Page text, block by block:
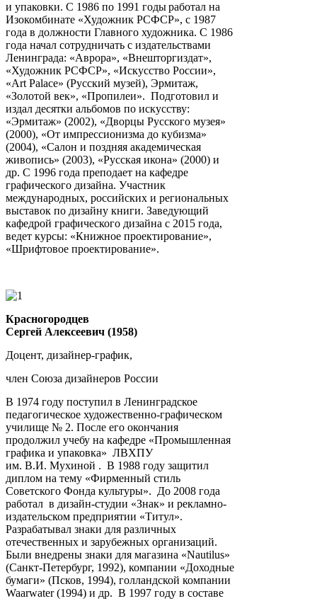
и упаковки. С 1986 по 1991 годыработал на
Изокомбинате «Художник РСФСР», с 1987
года в должности Главного художника. С 1986
года начал сотрудничать с издательствами
Ленинграда: «Аврора», «Внешторгиздат»,
«Художник РСФСР», «Искусство России»,
«Art Palace» (Русский музей), Эрмитаж,
«Золотой век», «Пропилеи». Подготовил и
издал десятки альбомов по искусству:
«Эрмитаж» (2002), «Дворцы Русского музея»
(2000), «От импрессионизма до кубизма»
(2004), «Салон и поздняя академическая
живопись» (2003), «Русская икона» (2000) и
др. С 1996 года преподает на кафедре
графического дизайна. Участник
международных, российских и региональных
выставок по дизайну книги. Заведующий
кафедрой графического дизайна с 2015 года,
ведет курсы: «Книжное проектирование»,
«Шрифтовое проектирование».
Красногородцев
Сергей Алексеевич (1958)
Доцент, дизайнер-график,
член Союза дизайнеров России
В 1974 году поступил в Ленинградское
педагогическое художественно-графическом
училище № 2. После его окончания
продолжил учебу на кафедре «Промышленная
графика и упаковка» ЛВХПУ
им. В.И. Мухиной . В 1988 году защитил
диплом на тему «Фирменный стиль
Советского Фонда культуры». До 2008 года
работал в дизайн-студии «Знак» и рекламно-
издательском предприятии «Титул».
Разрабатывал знаки для различных
отечественных и зарубежных организаций.
Были внедрены знаки для магазина «Nautilus»
(Санкт-Петербург, 1992), компании «Доходные
бумаги» (Псков, 1994), голландской компании
Waarwater (1994) и др. В 1997 году в составе